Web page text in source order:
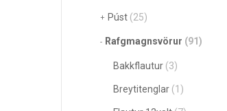
Púst (25)
Rafgmagnsvörur (91)
Bakkflautur (3)
Breytitenglar (1)